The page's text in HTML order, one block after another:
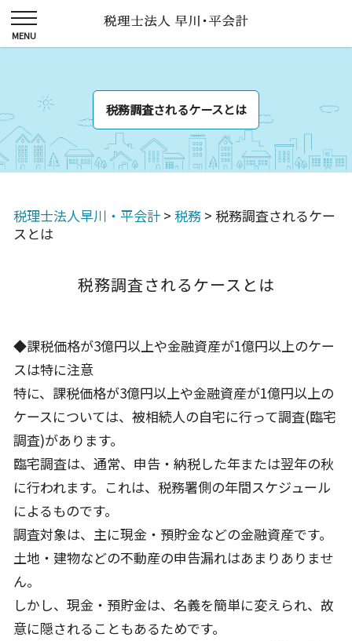
税務調査されるケースとは
税理士法人早川・平会計 > 税務 > 税務調査されるケー
スとは
税務調査されるケースとは
◆課税価格が3億円以上や金融資産が1億円以上のケー
スは特に注意
特に、課税価格が3億円以上や金融資産が1億円以上の
ケースについては、被相続人の自宅に行って調査(臨宅
調査)があります。
臨宅調査は、通常、申告・納税した年または翌年の秋
に行われます。これは、税務署側の年間スケジュール
によるものです。
調査対象は、主に現金・預貯金などの金融資産です。
土地・建物などの不動産の申告漏れはあまりありませ
ん。
しかし、現金・預貯金は、名義を簡単に変えられ、故
意に隠されることもあるためです。